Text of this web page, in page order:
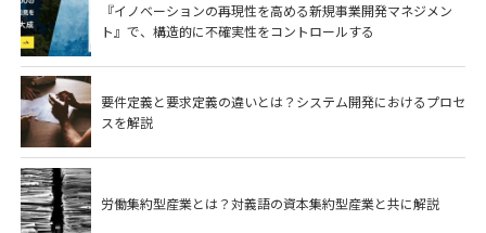
『イノベーションの再現性を高める新規事業開発マネジメン
ト』で、構造的に不確実性をコントロールする
要件定義と要求定義の違いとは？システム開発におけるプロセ
スを解説
労働集約型産業とは？対義語の資本集約型産業と共に解説